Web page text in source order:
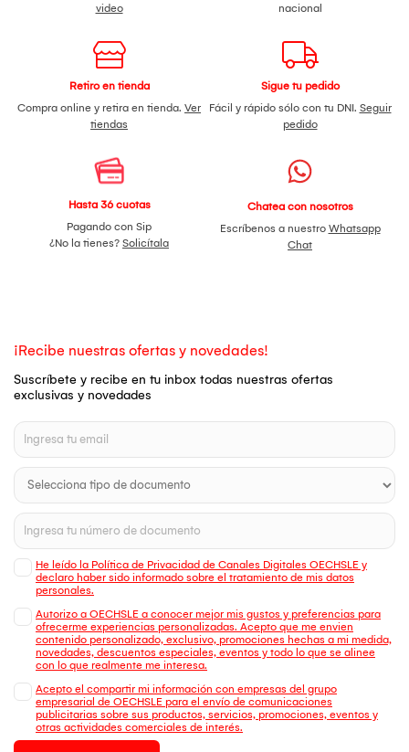
video
nacional
Retiro en tienda
Compra online y retira en tienda. Ver
tiendas
Sigue tu pedido
Fácil y rápido sólo con tu DNI. Seguir
pedido
Hasta 36 cuotas
Pagando con Sip
¿No la tienes? Solicítala
Chatea con nosotros
Escríbenos a nuestro Whatsapp
Chat
¡Recibe nuestras ofertas y novedades!
Suscríbete y recibe en tu inbox todas nuestras ofertas
exclusivas y novedades
He leído la Política de Privacidad de Canales Digitales OECHSLE y
declaro haber sido informado sobre el tratamiento de mis datos
personales.
Autorizo a OECHSLE a conocer mejor mis gustos y preferencias para
ofrecerme experiencias personalizadas. Acepto que me envien
contenido personalizado, exclusivo, promociones hechas a mi medida,
novedades, descuentos especiales, eventos y todo lo que se alinee
con lo que realmente me interesa.
Acepto el compartir mi información con empresas del grupo
empresarial de OECHSLE para el envío de comunicaciones
publicitarias sobre sus productos, servicios, promociones, eventos y
otras actividades comerciales de interés.